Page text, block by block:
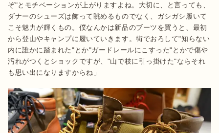
ぞ"とモチベーションが上がりますよね。大切に、と言っても、
ダナーのシューズは飾って眺めるものでなく、ガシガシ履いて
こそ魅力が輝くもの。僕なんかは新品のブーツを買うと、最初
から登山やキャンプに履いていきます。街でおろして"知らない
内に誰かに踏まれた"とか"ガードレールにこすった"とかで傷や
汚れがつくとショックですが、"山で枝に引っ掛けた"ならそれ
も思い出になりますからね」